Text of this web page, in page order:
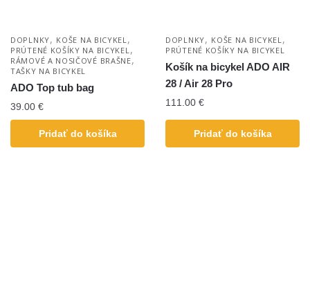
DOPLNKY, KOŠE NA BICYKEL ,
PRÚTENÉ KOŠÍKY NA BICYKEL ,
RÁMOVÉ A NOSIČOVÉ BRAŠNE,
TAŠKY NA BICYKEL
ADO Top tub bag
39.00 €
Pridať do košíka
DOPLNKY, KOŠE NA BICYKEL ,
PRÚTENÉ KOŠÍKY NA BICYKEL
Košík na bicykel ADO AIR
28 / Air 28 Pro
111.00 €
Pridať do košíka